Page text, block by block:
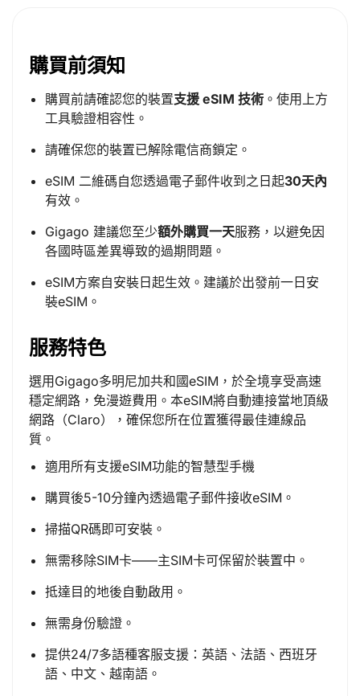
購買前須知
購買前請確認您的裝置支援 eSIM 技術 。使用上方
工具驗證相容性。
請確保您的裝置已解除電信商鎖定。
eSIM 二維碼自您透過電子郵件收到之日起30天內
有效。
Gigago 建議您至少額外購買一天服務，以避免因
各國時區差異導致的過期問題。
eSIM方案自安裝日起生效。建議於出發前一日安
裝eSIM。
服務特色
選用Gigago多明尼加共和國eSIM，於全境享受高速
穩定網路，免漫遊費用。本eSIM將自動連接當地頂級
網路（Claro），確保您所在位置獲得最佳連線品
質。
適用所有支援eSIM功能的智慧型手機
購買後5-10分鐘內透過電子郵件接收eSIM。
掃描QR碼即可安裝。
無需移除SIM卡——主SIM卡可保留於裝置中。
抵達目的地後自動啟用。
無需身份驗證。
提供24/7多語種客服支援：英語、法語、西班牙
語、中文、越南語。